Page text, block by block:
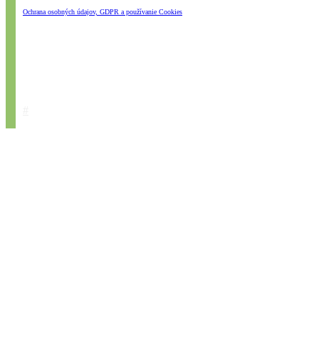
Ochrana osobných údajov, GDPR a používanie Cookies